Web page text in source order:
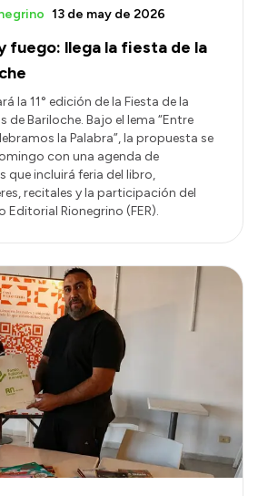
fuego: llega la fiesta de la
13 de may de 2026
la 11° edición de la Fiesta de la
de Bariloche. Bajo el lema “Entre
la Palabra”, la propuesta se
con una agenda de
que incluirá feria del libro,
recitales y la participación del
Editorial Rionegrino (FER).